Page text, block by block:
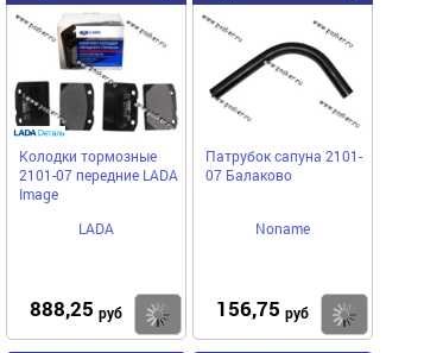
Колодки тормозные
2101-07 передние LADA
Image
LADA
888,25 руб Купить
Патрубок сапуна 2101-
07 Балаково
Noname
156,75 руб